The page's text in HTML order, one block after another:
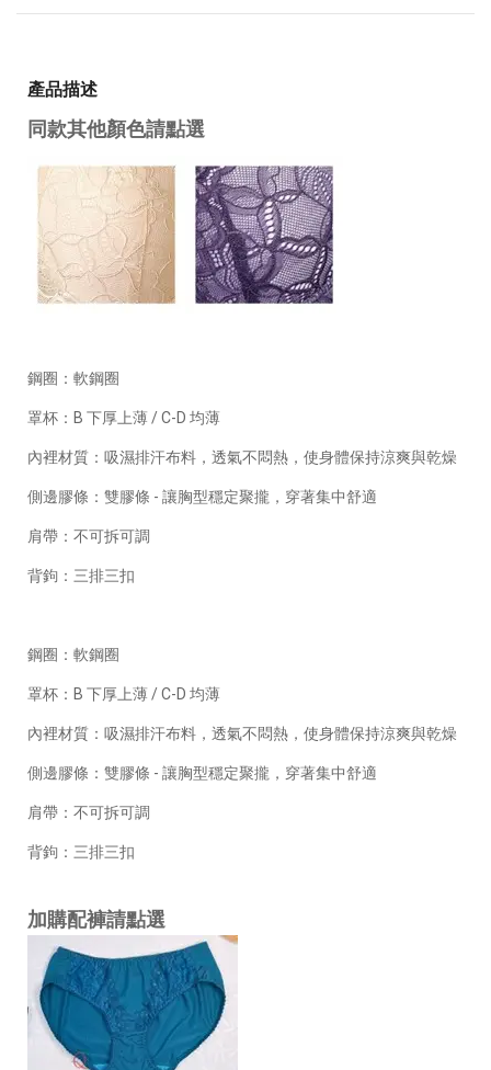
產品描述
同款其他顏色請點選
鋼圈：軟鋼圈
罩杯：B 下厚上薄 / C-D 均薄
內裡材質：吸濕排汗布料，透氣不悶熱，使身體保持涼爽與乾燥
側邊膠條：雙膠條 - 讓胸型穩定聚攏，穿著集中舒適
肩帶：不可拆可調
背鉤：三排三扣
鋼圈：軟鋼圈
罩杯：B 下厚上薄 / C-D 均薄
內裡材質：吸濕排汗布料，透氣不悶熱，使身體保持涼爽與乾燥
側邊膠條：雙膠條 - 讓胸型穩定聚攏，穿著集中舒適
肩帶：不可拆可調
背鉤：三排三扣
加購配褲請點選